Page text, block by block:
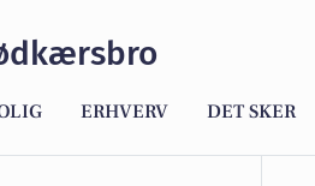
ERHVERV DET SKER